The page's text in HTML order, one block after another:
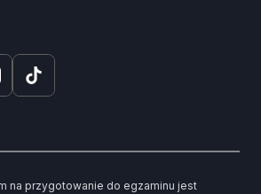
na przygotowanie do egzaminu jest